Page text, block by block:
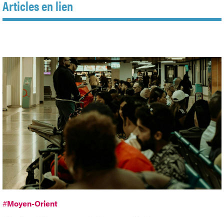
Articles en lien
#Moyen-Orient